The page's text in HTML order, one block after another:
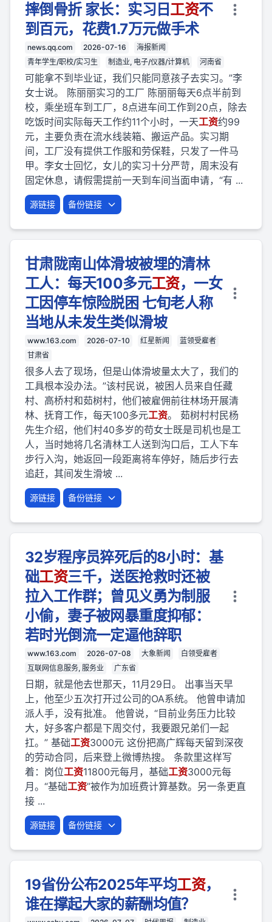
摔倒骨折 家长：实习日 工资不
到百元，花费1.7万元做手术
news.qq.com 2026-07-16
海报新闻
青年学生/职校/实习生
制造业, 电子/仪器/计算机 河南省
可能拿不到毕业证，我们只能同意孩子去实习。”李
女士说。 陈丽丽实习的工厂 陈丽丽每天6点半前到
校，乘坐班车到工厂，8点进车间工作到20点，除去
吃饭时间实际每天工作约11个小时，一天工资约99
元，主要负责在流水线装箱、搬运产品。实习期
间，工厂没有提供工作服和劳保鞋，只发了一件马
甲。李女士回忆，女儿的实习十分严苛，周末没有
固定休息，请假需提前一天到车间当面申请，“有 ...
源链接 备份链接
甘肃陇南山体滑坡被埋的清林
工人：每天100多元工资，一女
工因停车惊险脱困 七旬老人称
当地从未发生类似滑坡
www.163.com 2026-07-10 红星新闻
蓝领受雇者
甘肃省
很多人去了现场，但是山体滑坡量太大了，我们的
工具根本没办法。”该村民说，被困人员来自任藏
村、高桥村和茹树村，他们被雇佣前往林场开展清
林、抚育工作，每天100多元工资。 茹树村村民杨
先生介绍，他们村40多岁的苟女士既是司机也是工
人，当时她将几名清林工人送到沟口后，工人下车
步行入沟，她返回一段距离将车停好，随后步行去
追赶，其间发生滑坡 ...
源链接 备份链接
32岁程序员猝死后的8小时：基
础工资三千，送医抢救时还被
拉入工作群；曾见义勇为制服
小偷，妻子被网暴重度抑郁：
若时光倒流一定逼他辞职
www.163.com 2026-07-08 大象新闻
白领受雇者
互联网信息服务, 服务业
广东省
日期，就是他去世那天，11月29日。 出事当天早
上，他至少五次打开过公司的OA系统。 他曾申请加
派人手，没有批准。 他曾说，“目前业务压力比较
大，好多客户都是下周交付，我要跟兄弟们一起
扛。” 基础工资3000元 这份把高广辉每天留到深夜
的劳动合同，后来登上微博热搜。 条款里这样写
着：岗位工资11800元每月，基础工资3000元每
月。“基础工资”被作为加班费计算基数。另一条更直
接 ...
源链接 备份链接
19省份公布2025年平均工资，
谁在撑起大家的薪酬均值？